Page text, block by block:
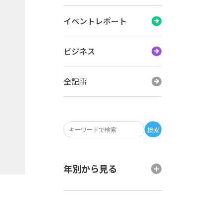
検索
イベントレポート
ビジネス
全記事
年別から見る